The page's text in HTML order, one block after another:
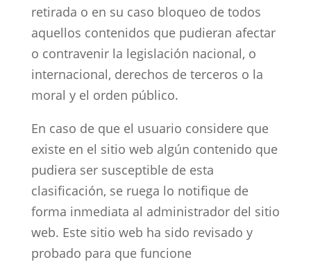
retirada o en su caso bloqueo de todos
aquellos contenidos que pudieran afectar
o contravenir la legislación nacional, o
internacional, derechos de terceros o la
moral y el orden público.
En caso de que el usuario considere que
existe en el sitio web algún contenido que
pudiera ser susceptible de esta
clasificación, se ruega lo notifique de
forma inmediata al administrador del sitio
web. Este sitio web ha sido revisado y
probado para que funcione